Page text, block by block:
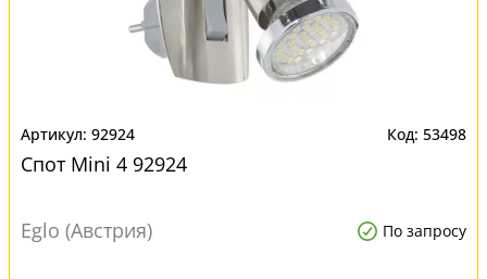
92924 53498
Спот Mini 4 92924
Eglo (Австрия) По запросу